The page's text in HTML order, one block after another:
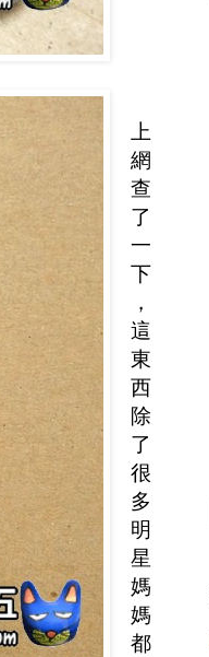
上
網
查
了
一
下
，
這
東
西
除
了
很
多
明
星
媽
媽
都